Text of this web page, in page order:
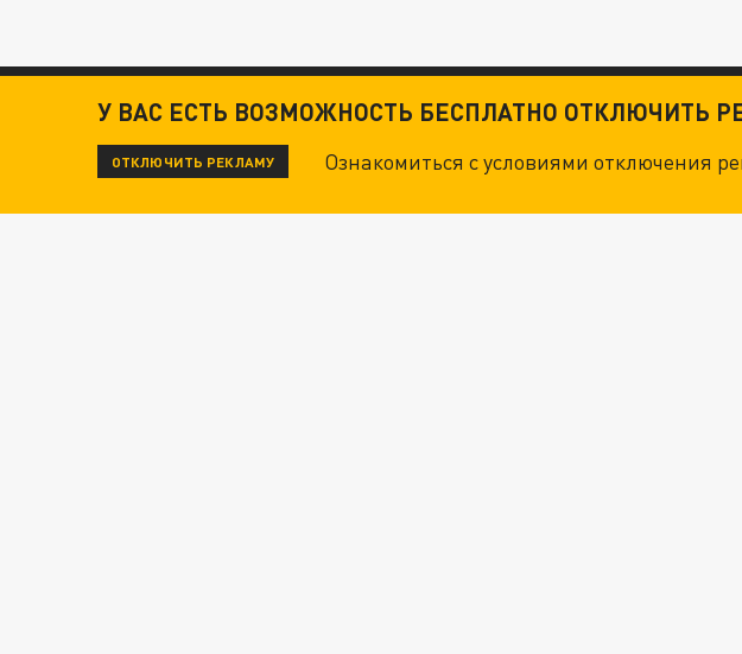
У ВАС ЕСТЬ ВОЗМОЖНОСТЬ БЕСПЛАТНО ОТКЛЮЧИТЬ
ОТКЛЮЧИТЬ РЕКЛАМУ Ознакомиться с условиями отключения